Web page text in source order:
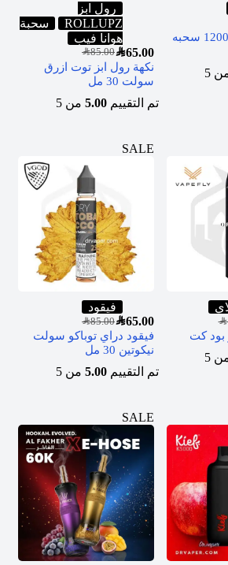
شيشة الفاخر 12000 سحبه
5
رول ابز
ROLLUPZ
سحبة
هوانا فيب
SAR85.00SAR65.00
نكهة رول ابز توت ازرق
سولت 30 مل
تم التقييم 5.00من 5
SAR
بود كت
5
SALE
فيقود
SAR85.00SAR65.00
فيقود دراي توباكو سولت
نيكوتين 30 مل
تم التقييم 5.00من 5
SALE